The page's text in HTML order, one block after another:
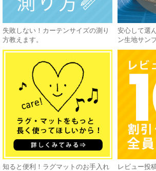
失敗しない！カーテンサイズの測り
方教えます。
安心して選
ン生地サン
知ると便利！ラグマットのお手入れ
レビュー投